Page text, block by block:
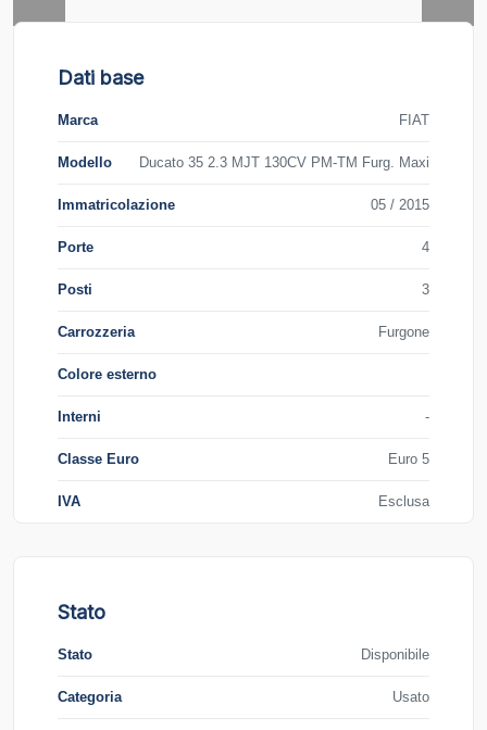
Dati base
Marca FIAT
Modello Ducato 35 2.3 MJT 130CV PM-TM Furg. Maxi
Immatricolazione 05 / 2015
Porte 4
Posti 3
Carrozzeria Furgone
Colore esterno
Interni -
Classe Euro Euro 5
IVA Esclusa
Stato
Stato Disponibile
Categoria Usato